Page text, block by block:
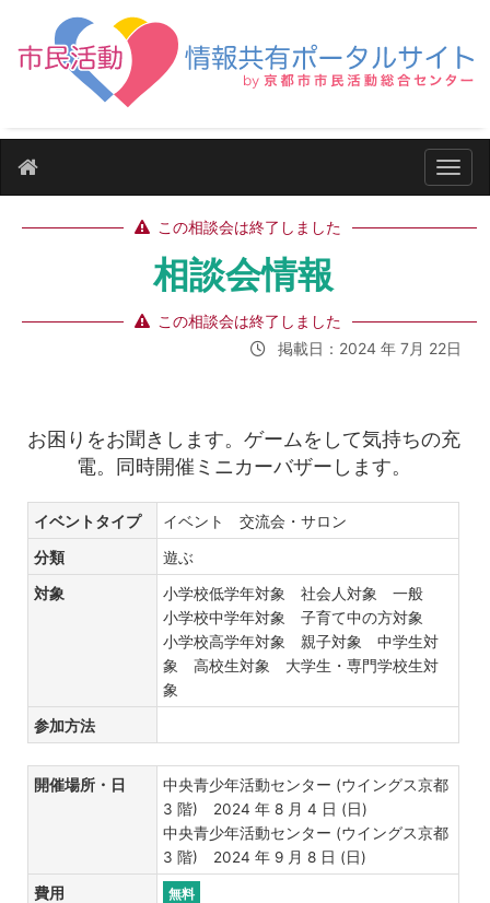
ナビ
この相談会は終了しました
相談会情報
この相談会は終了しました
掲載日：2024 年 7月 22日
お困りをお聞きします。ゲームをして気持ちの充
電。同時開催ミニカーバザーします。
イベントタイプ イベント 交流会・サロン
分類 遊ぶ
対象
小学校低学年対象 社会人対象 一般
小学校中学年対象 子育て中の方対象
小学校高学年対象 親子対象 中学生対
象 高校生対象 大学生・専門学校生対
象
参加方法
開催場所・日
中央青少年活動センター (ウイングス京都
3 階) 2024 年 8 月 4 日 (日)
中央青少年活動センター (ウイングス京都
3 階) 2024 年 9 月 8 日 (日)
費用 無料